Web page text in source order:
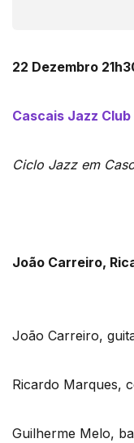
22 Dezembro
Cascais Jazz Club
Ciclo Jazz em
João Carreiro,
João Carreiro,
Ricardo Marques,
Guilherme Melo,